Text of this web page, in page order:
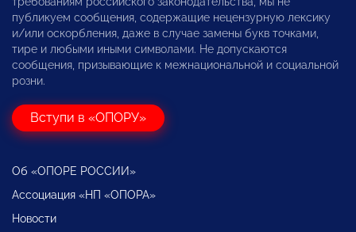
публикуем сообщения, содержащие нецензурную лексику
и/или оскорбления, даже в случае замены букв точками,
тире и любыми иными символами. Не допускаются
сообщения, призывающие к межнациональной и социальной
розни.
Вступи в «ОПОРУ»
Об «ОПОРЕ РОССИИ»
Ассоциация «НП «ОПОРА»
Новости